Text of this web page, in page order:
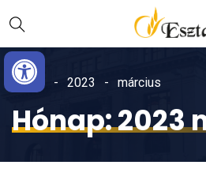
Eszköztár
Content
navigációhoz
Home
2023 március
Hónap:2023